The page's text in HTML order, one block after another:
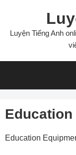
content
Luyện Tiếng Anh
Education